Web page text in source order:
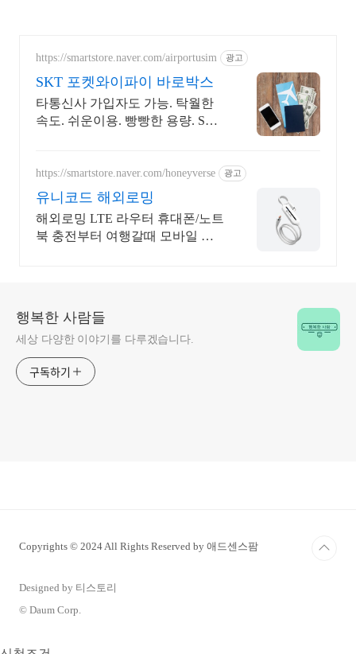
https://smartstore.naver.com/airportusim 광고
SKT 포켓와이파이 바로박스
타통신사 가입자도 가능. 탁월한
속도. 쉬운이용. 빵빵한 용량. SK
https://smartstore.naver.com/honeyverse 광고
유니코드 해외로밍
해외로밍 LTE 라우터 휴대폰/노트
북 충전부터 여행갈때 모바일 데
행복한 사람들
세상 다양한 이야기를 다루겠습니다.
구독하기
Copyrights © 2024 All Rights Reserved by 애드센스팜
Designed by 티스토리
© Daum Corp.